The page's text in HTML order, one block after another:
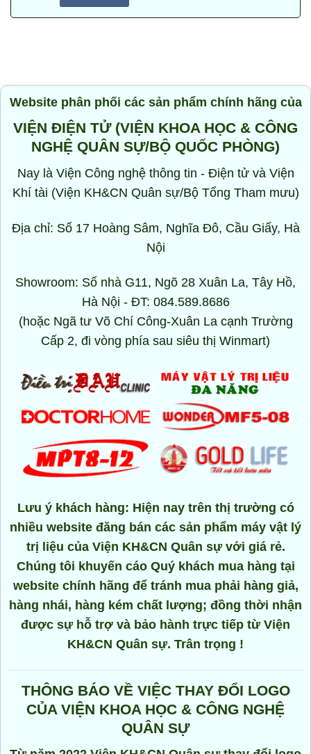
Các
được
chọn
trên
trang
sản
phẩm
Website phân phối các sản phẩm chính hãng của
VIỆN ĐIỆN TỬ (VIỆN KHOA HỌC & CÔNG
NGHỆ QUÂN SỰ/BỘ QUỐC PHÒNG)
Nay là Viện Công nghệ thông tin - Điện tử và Viện
Khí tài (Viện KH&CN Quân sự/Bộ Tổng Tham mưu)
Địa chỉ: Số 17 Hoàng Sâm, Nghĩa Đô, Cầu Giấy, Hà
Nội
Showroom: Số nhà G11, Ngõ 28 Xuân La, Tây Hồ,
Hà Nội - ĐT: 084.589.8686
(hoặc Ngã tư Võ Chí Công-Xuân La cạnh Trường
Cấp 2, đi vòng phía sau siêu thị Winmart)
Lưu ý khách hàng: Hiện nay trên thị trường có
nhiều website đăng bán các sản phẩm máy vật lý
trị liệu của Viện KH&CN Quân sự với giá rẻ.
Chúng tôi khuyến cáo Quý khách mua hàng tại
website chính hãng để tránh mua phải hàng giả,
hàng nhái, hàng kém chất lượng; đồng thời nhận
được sự hỗ trợ và bảo hành trực tiếp từ Viện
KH&CN Quân sự. Trân trọng !
THÔNG BÁO VỀ VIỆC THAY ĐỔI LOGO
CỦA VIỆN KHOA HỌC & CÔNG NGHỆ
QUÂN SỰ